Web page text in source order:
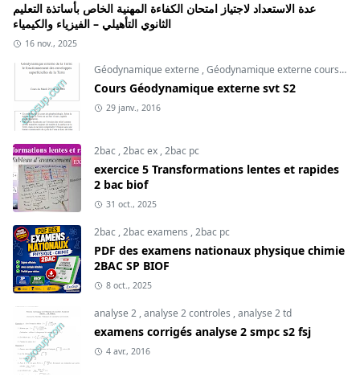
عدة الاستعداد لاجتياز امتحان الكفاءة المهنية الخاص بأساتذة التعليم
الثانوي التأهيلي – الفيزياء والكيمياء
16 nov., 2025
Géodynamique externe ,Géodynamique externe cours ,
Cours Géodynamique externe svt S2
29 janv., 2016
2bac ,2bac ex ,2bac pc
exercice 5 Transformations lentes et rapides
2 bac biof
31 oct., 2025
2bac ,2bac examens ,2bac pc
PDF des examens nationaux physique chimie
2BAC SP BIOF
8 oct., 2025
analyse 2 ,analyse 2 controles ,analyse 2 td
examens corrigés analyse 2 smpc s2 fsj
4 avr., 2016